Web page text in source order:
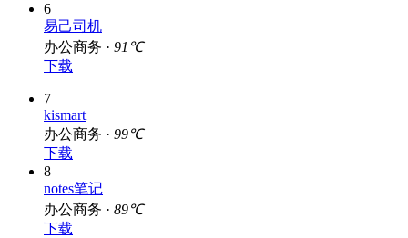
6
易己司机
办公商务 · 91℃
下载
7
kismart
办公商务 · 99℃
下载
8
notes笔记
办公商务 · 89℃
下载